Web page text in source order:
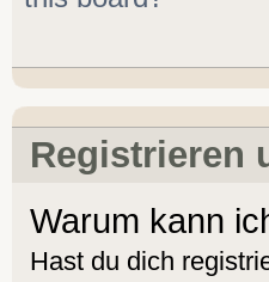
Registrieren
Warum kann
Hast du dich